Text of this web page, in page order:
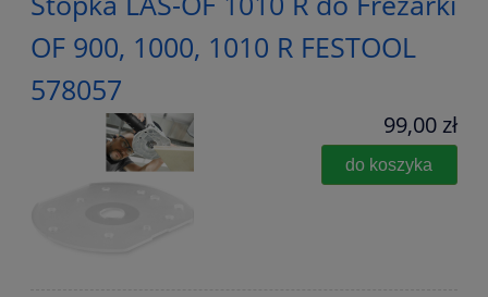
OF 900, 1000, 1010 R FESTOOL
578057
99,00 zł
do koszyka